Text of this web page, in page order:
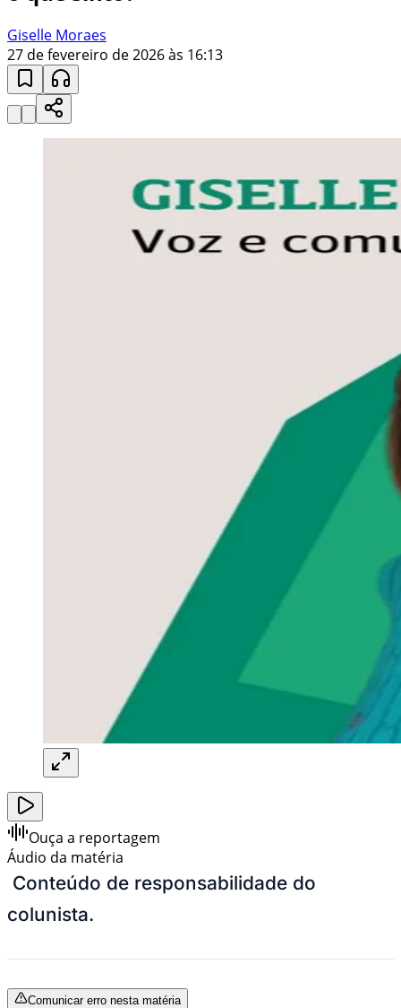
Giselle Moraes
27 de fevereiro de 2026 às 16:13
Ouça a reportagem
Áudio da matéria
Conteúdo de responsabilidade do
colunista.
Comunicar erro nesta matéria